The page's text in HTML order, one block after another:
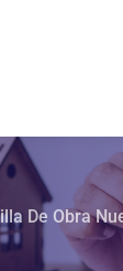
De Obra